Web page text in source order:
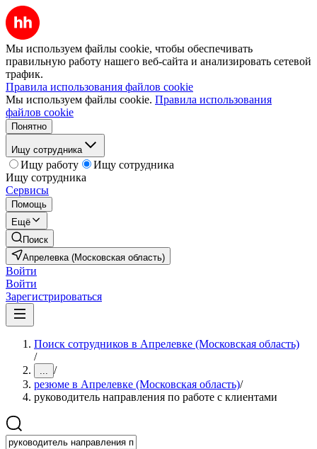
Мы используем файлы cookie, чтобы обеспечивать
правильную работу нашего веб-сайта и анализировать сетевой
трафик.
Правила использования файлов cookie
Мы используем файлы cookie. Правила использования
файлов cookie
Понятно
Ищу сотрудника
Ищу работу
Ищу сотрудника
Ищу сотрудника
Сервисы
Помощь
Ещё
Поиск
Апрелевка (Московская область)
Войти
Войти
Зарегистрироваться
Поиск сотрудников в Апрелевке (Московская область)
/
... /
резюме в Апрелевке (Московская область)/
руководитель направления по работе с клиентами